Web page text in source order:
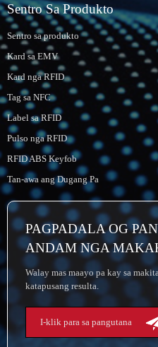
Sentro Sa Produkto
Sentro sa produkto
Kard sa EMV
Kard nga RFID
Tag sa NFC
Label sa RFID
Pulso nga RFID
RFID ABS Keyfob
Tan-awa ang Dugang Pa
PAGPADALA OG
ANDAM NGA
Walay mas maayo pa kay sa
katapusang resulta.
I-klik para sa pangutana